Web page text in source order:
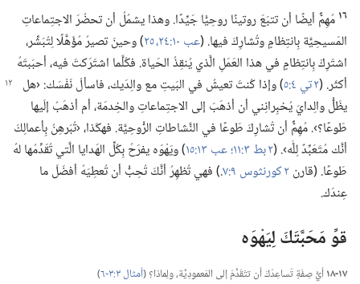
١٦ مُهِمٌّ أيضًا أن تتبَعَ روتينًا روحِيًّا جَيِّدًا.‏ وهذا يشمُلُ أن تحضُرَ الاجتِماعاتِ
المَسيحِيَّة بِانتِظامٍ وتُشارِكَ فيها.‏ (‏عب ١٠:‏٢٤،‏ ٢٥
‏)‏ وحينَ تصيرُ مُؤَهَّلًا لِتُبَشِّر،‏
اشتَرِكْ بِانتِظامٍ في هذا العَمَلِ الَّذي يُنقِذُ الحَياة.‏ فكُلَّما اشتَرَكتَ فيه،‏ أحبَبتَهُ
أكثَر.‏ (‏٢ تي ٤:‏٥ ‏)‏وإذا كُنتَ تعيشُ في البَيتِ مع والِدَيك،‏ فاسألْ نَفْسَك:‏ ‹هل
يظَلُّ والِدايَ يُخبِرانِني أن أذهَبَ إلى الاجتِماعاتِ والخِدمَة،‏ أم أذهَبُ إلَيها
طَوعًا؟‏›.‏ مُهِمٌّ أن تُشارِكَ طَوعًا في النَّشاطاتِ الرُّوحِيَّة.‏ فهكَذا،‏ ‹تُبَرهِنُ بِأعمالِكَ
أنَّك مُتَعَبِّدٌ لِلّٰه›.‏ (‏٢ بط ٣:‏١١؛‏ عب ١٣:‏١٥
‏)‏ ويَهْوَه يفرَحُ بِكُلِّ الهَدايا الَّتي تُقَدِّمُها لهُ
طَوعًا.‏ (‏قارن٢ كورنثوس ٩:‏٧
‏.‏)‏ فهي تُظهِرُ أنَّكَ تُحِبُّ أن تُعطِيَهُ أفضَلَ ما
عِندَك.‏
قوِّ مَحَبَّتَكَ لِيَهْوَه
١٧-‏١٨ أيُّ صِفَةٍ تُساعِدُكَ أن تتَقَدَّمَ إلى المَعمودِيَّة،‏ ولِماذا؟‏ (‏أمثال ٣:‏٣-‏٦
‏)‏